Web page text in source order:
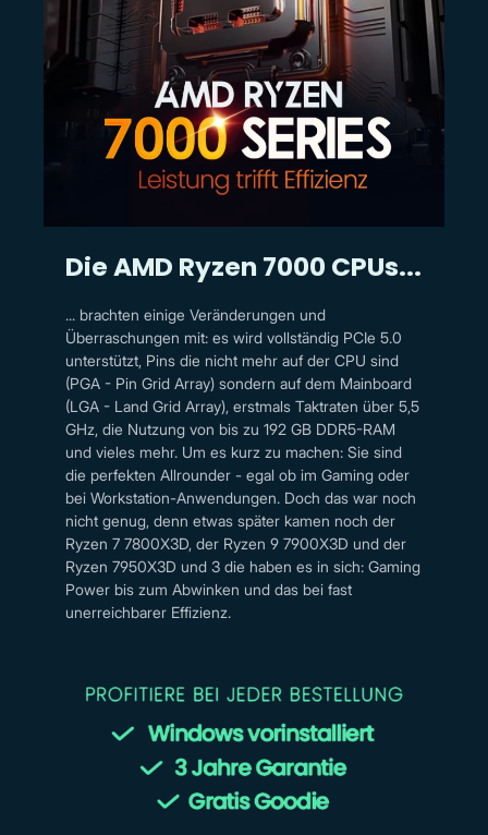
Die AMD Ryzen 7000 CPUs...
... brachten einige Veränderungen und
Überraschungen mit: es wird vollständig PCIe 5.0
unterstützt, Pins die nicht mehr auf der CPU sind
(PGA - Pin Grid Array) sondern auf dem Mainboard
(LGA - Land Grid Array), erstmals Taktraten über 5,5
GHz, die Nutzung von bis zu 192 GB DDR5-RAM
und vieles mehr. Um es kurz zu machen: Sie sind
die perfekten Allrounder - egal ob im Gaming oder
bei Workstation-Anwendungen. Doch das war noch
nicht genug, denn etwas später kamen noch der
Ryzen 7 7800X3D, der Ryzen 9 7900X3D und der
Ryzen 7950X3D und 3 die haben es in sich: Gaming
Power bis zum Abwinken und das bei fast
unerreichbarer Effizienz.